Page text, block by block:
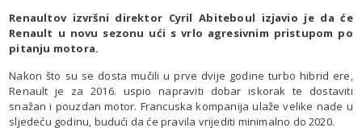
Renaultov izvršni direktor Cyril Abiteboul izjavio je da će
Renault u novu sezonu ući s vrlo agresivnim pristupom po
pitanju motora.
Nakon što su se dosta mučili u prve dvije godine turbo hibrid ere,
Renault je za 2016. uspio napraviti dobar iskorak te dostaviti
snažan i pouzdan motor. Francuska kompanija ulaže velike nade u
sljedeću godinu, budući da će pravila vrijediti minimalno do 2020.